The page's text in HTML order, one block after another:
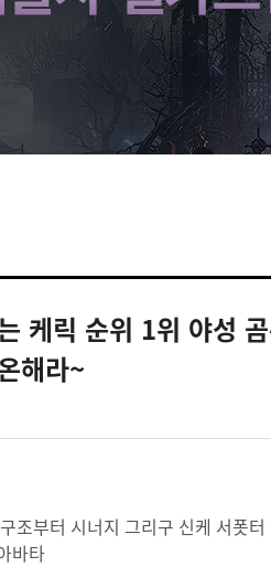
케릭 순위 1위 야성
해라~
조부터 시너지 그리구 신케 서폿
바타